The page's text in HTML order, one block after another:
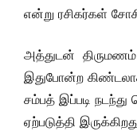
என்று ரசிகர்கள்
அத்துடன் திருமணம்
இதுபோன்ற
சம்பத் இப்படி
ஏற்படுத்தி